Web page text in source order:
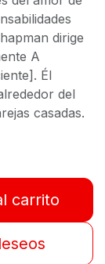
dirige
A
Él
del
casadas.
carrito